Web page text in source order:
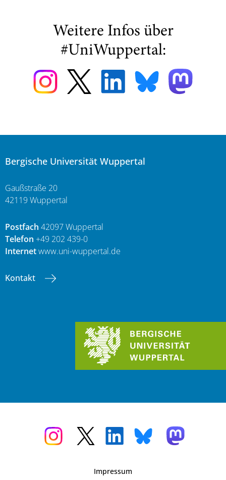
Weitere Infos über
#UniWuppertal:
Bergische Universität Wuppertal
Gaußstraße 20
42119 Wuppertal
Postfach 42097 Wuppertal
Telefon +49 202 439-0
Internetwww.uni-wuppertal.de
Kontakt
Impressum